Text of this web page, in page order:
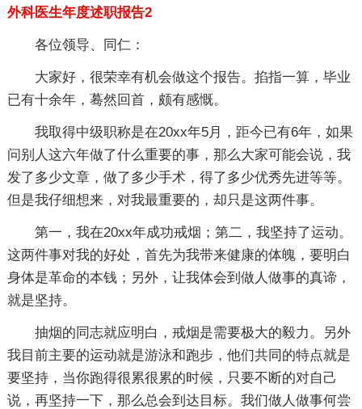
外科医生年度述职报告2
各位领导、同仁：
大家好，很荣幸有机会做这个报告。掐指一算，毕业
已有十余年，蓦然回首，颇有感慨。
我取得中级职称是在20xx年5月，距今已有6年，如果
问别人这六年做了什么重要的事，那么大家可能会说，我
发了多少文章，做了多少手术，得了多少优秀先进等等。
但是我仔细想来，对我最重要的，却只是这两件事。
第一，我在20xx年成功戒烟；第二，我坚持了运动。
这两件事对我的好处，首先为我带来健康的体魄，要明白
身体是革命的本钱；另外，让我体会到做人做事的真谛，
就是坚持。
抽烟的同志就应明白，戒烟是需要极大的毅力。另外
我目前主要的运动就是游泳和跑步，他们共同的特点就是
要坚持，当你跑得很累很累的时候，只要不断的对自己
说，再坚持一下，那么总会到达目标。我们做人做事何尝